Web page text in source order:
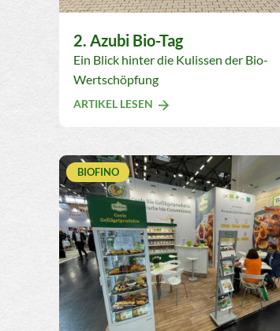
2. Azubi Bio-Tag
Ein Blick hinter die Kulissen der Bio-
Wertschöpfung
ARTIKEL LESEN
BIOFINO